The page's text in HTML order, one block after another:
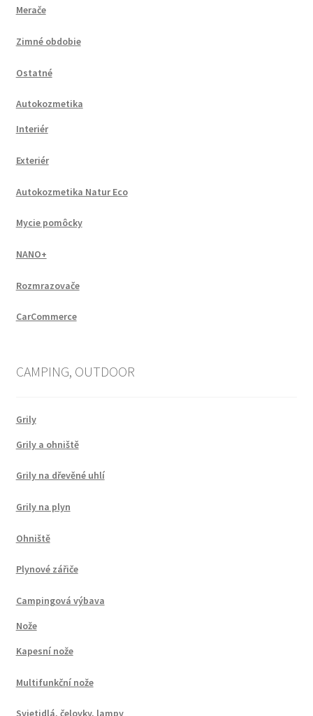
Merače
Zimné obdobie
Ostatné
Autokozmetika
Interiér
Exteriér
Autokozmetika Natur Eco
Mycie pomôcky
NANO+
Rozmrazovače
CarCommerce
CAMPING, OUTDOOR
Grily
Grily a ohniště
Grily na dřevěné uhlí
Grily na plyn
Ohniště
Plynové zářiče
Campingová výbava
Nože
Kapesní nože
Multifunkční nože
Svietidlá, čelovky, lampy